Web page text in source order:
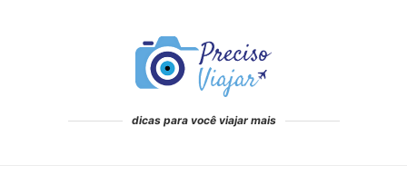
dicas para você viajar mais